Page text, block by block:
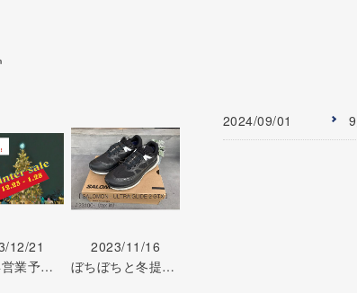
12/21
1月新年営業予定 12/21
2023/11/16
ぼちぼちと冬提案！ 結局秋は来なかった… 11/16
2024/09/01